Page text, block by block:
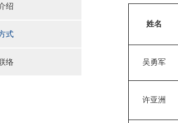
绍
式
络
姓名
吴勇军
许亚洲